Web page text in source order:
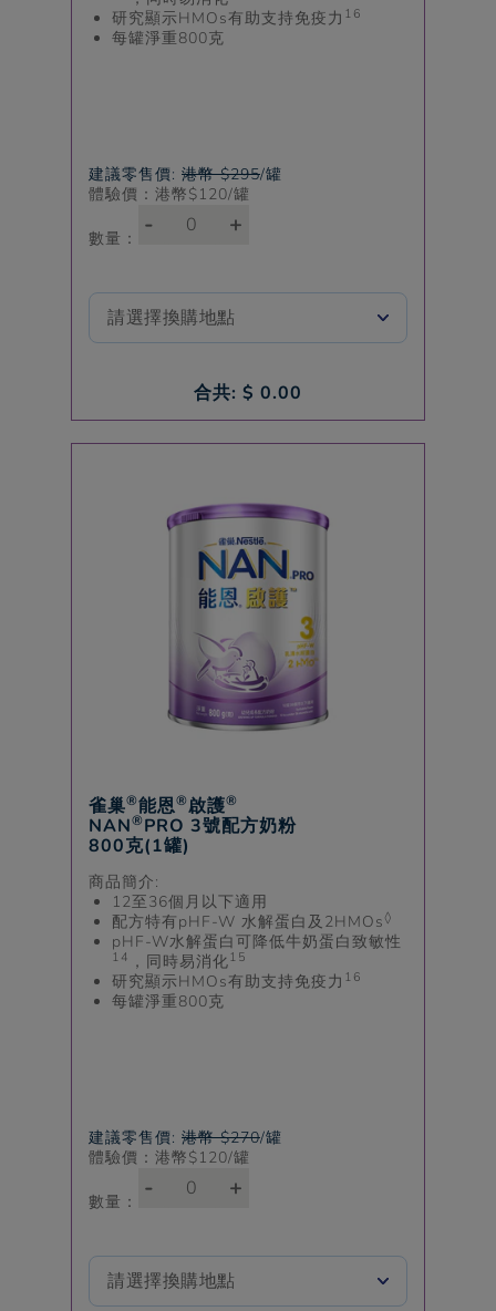
研究顯示HMOs有助支持免疫力 16
每罐淨重800克
建議零售價: 港幣 $295/罐
體驗價：港幣$120/罐
數量： - +
合共: $ 0.00
雀巢®能恩®啟護®
NAN®PRO 3號配方奶粉
800克(1罐)
商品簡介:
12至36個月以下適用
配方特有pHF-W 水解蛋白及2HMOs ◊
pHF-W水解蛋白可降低牛奶蛋白致敏性
14 ，同時易消化15
研究顯示HMOs有助支持免疫力 16
每罐淨重800克
建議零售價: 港幣 $270/罐
體驗價：港幣$120/罐
數量： - +